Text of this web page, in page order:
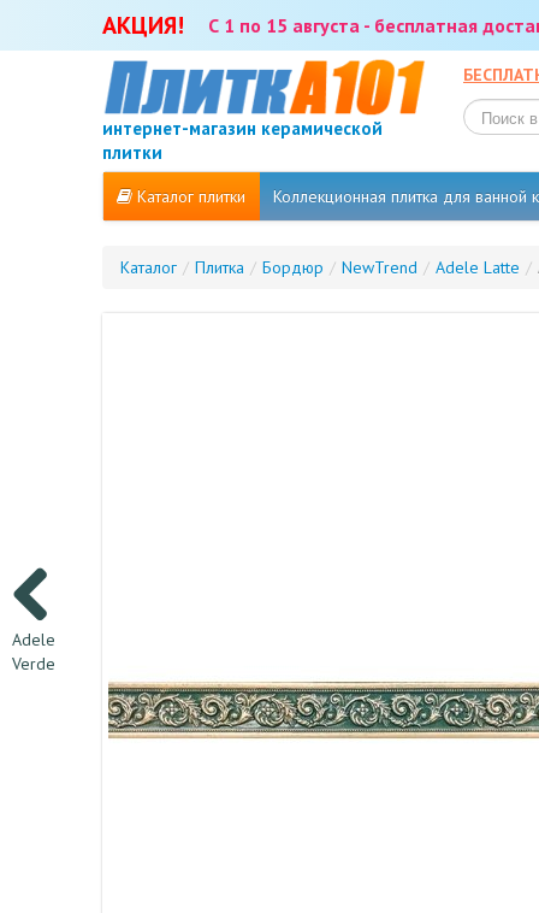
АКЦИЯ! С 1 по 15 августа - бесплатная
интернет-магазин керамической
плитки
Каталог плитки Коллекционная плитка для ванной
Каталог / Плитка / Бордюр / NewTrend / Adele Latte /
Adele
Verde